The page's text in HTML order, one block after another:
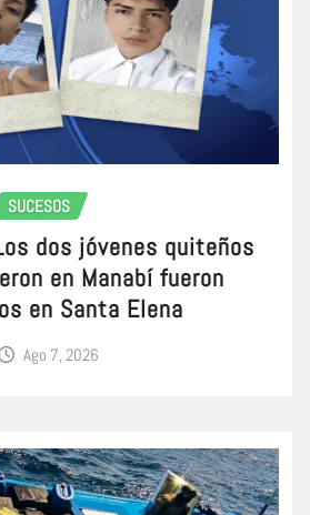
SUCESOS
dos jóvenes quiteños
en Manabí fueron
en Santa Elena
Ago 7, 2026